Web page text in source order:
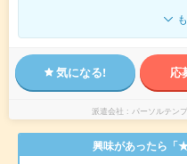
気になる! 応
派遣会社 パーソルテン
興味があったら「